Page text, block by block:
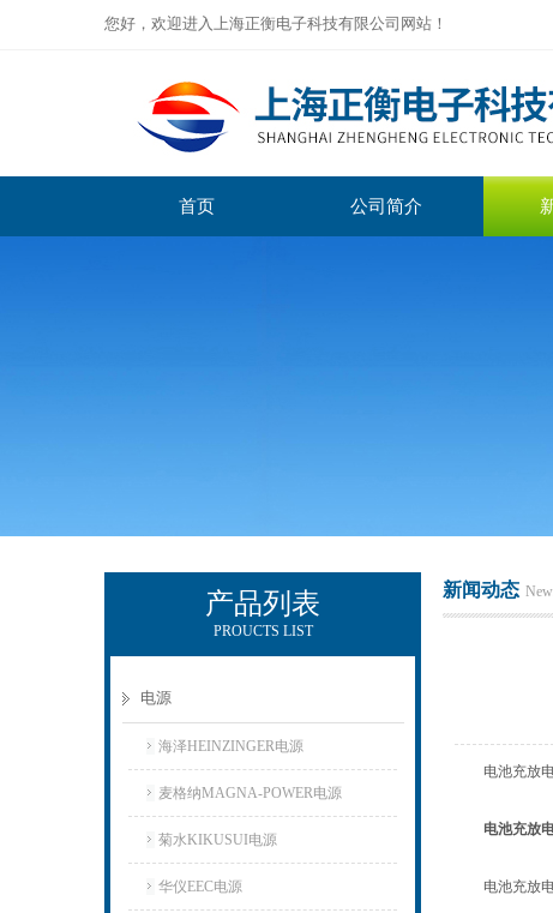
您好，欢迎进入上海正衡电子科技有限公司网站！
首页 公司简介
产品列表
PROUCTS LIST
电源
海泽HEINZINGER电源
麦格纳MAGNA-POWER电源
菊水KIKUSUI电源
华仪EEC电源
新闻动态
电池充放电
电池充放
电池充放电